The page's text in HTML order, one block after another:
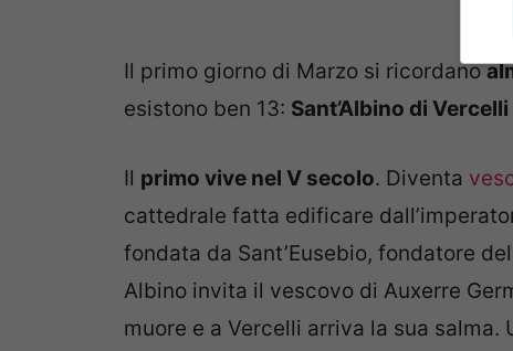
Il primo giorno di Marzo si ricordano
esistono ben 13: Sant’Albino di Vercelli
Il primo vive nel V secolo. Diventa
cattedrale fatta edificare
fondata da Sant’Eusebio, fondatore
Albino invita il vescovo di Auxerre
muore e a Vercelli arriva la sua